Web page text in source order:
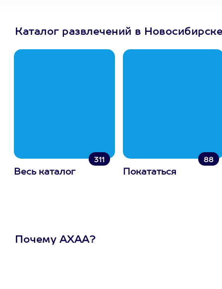
Каталог развлечений в Новосибирске
311
Весь каталог
88
Покататься
Почему АХАА?